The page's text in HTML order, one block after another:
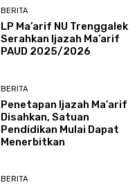
BERITA
LP Ma’arif NU Trenggalek
Serahkan Ijazah Ma’arif
PAUD 2025/2026
BERITA
Penetapan Ijazah Ma’arif
Disahkan, Satuan
Pendidikan Mulai Dapat
Menerbitkan
BERITA